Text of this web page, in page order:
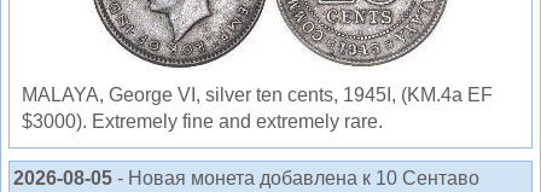
MALAYA, George VI, silver ten cents, 1945I, (KM.4a EF
$3000). Extremely fine and extremely rare.
2026-08-05 - Новая монета добавлена к 10 Сентаво